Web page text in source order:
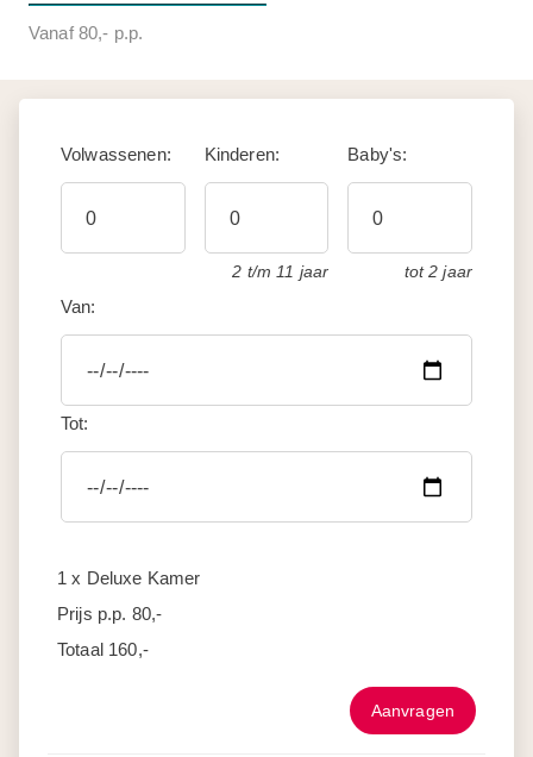
Vanaf 80,- p.p.
Volwassenen: Kinderen:
2 t/m 11 jaar
Baby's:
tot 2 jaar
Van:
Tot:
1 x Deluxe Kamer
Prijs p.p. 80,-
Totaal160,-
Aanvragen